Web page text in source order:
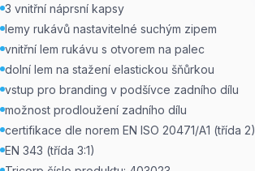
3 vnitřní náprsní kapsy
lemy rukávů nastavitelné suchým zipem
vnitřní lem rukávu s otvorem na palec
dolní lem na stažení elastickou šňůrkou
vstup pro branding v podšívce zadního dílu
možnost prodloužení zadního dílu
certifikace dle norem EN ISO 20471/A1 (třída 2)
EN 343 (třída 3:1)